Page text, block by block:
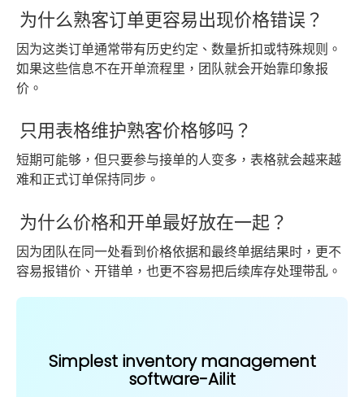
为什么熟客订单更容易出现价格错误？
因为这类订单通常带有历史约定、数量折扣或特殊规则。
如果这些信息不在开单流程里，团队就会开始靠印象报
价。
只用表格维护熟客价格够吗？
短期可能够，但只要参与接单的人变多，表格就会越来越
难和正式订单保持同步。
为什么价格和开单最好放在一起？
因为团队在同一处看到价格依据和最终单据结果时，更不
容易报错价、开错单，也更不容易把后续库存处理带乱。
Simplest inventory management
software-Ailit